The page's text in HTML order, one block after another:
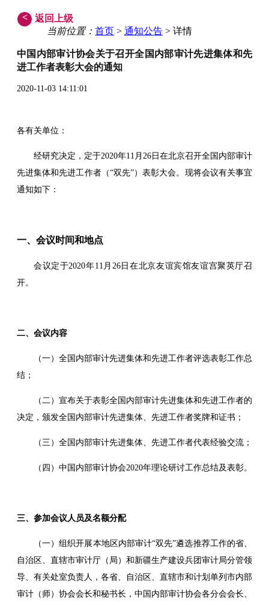
<
返回上级
当前位置： 首页 > 通知公告 > 详情
中国内部审计协会关于召开全国内部审计先进集体和先
进工作者表彰大会的通知
2020-11-03 14:11:01
各有关单位：
经研究决定，定于2020年11月26日在北京召开全国内部审计
先进集体和先进工作者（“双先”）表彰大会。现将会议有关事宜
通知如下：
一、会议时间和地点
会议定于2020年11月26日在北京友谊宾馆友谊宫聚英厅召
开。
二、会议内容
（一）全国内部审计先进集体和先进工作者评选表彰工作总
结；
（二）宣布关于表彰全国内部审计先进集体和先进工作者的
决定，颁发全国内部审计先进集体、先进工作者奖牌和证书；
（三）全国内部审计先进集体、先进工作者代表经验交流；
（四）中国内部审计协会2020年理论研讨工作总结及表彰。
三、参加会议人员及名额分配
（一）组织开展本地区内部审计“双先”遴选推荐工作的省、
自治区、直辖市审计厅（局）和新疆生产建设兵团审计局分管领
导、有关处室负责人，各省、自治区、直辖市和计划单列市内部
审计（师）协会会长和秘书长，中国内部审计协会各分会会长、